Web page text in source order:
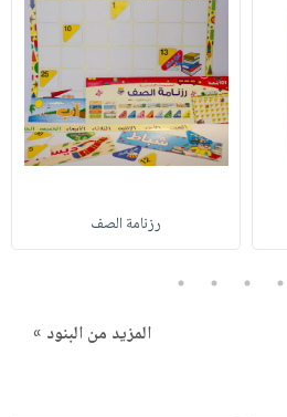
رزنامة الصف
2
3
4
5
المزيد من البنود »